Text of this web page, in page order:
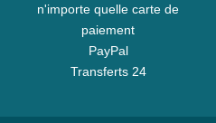
n'importe quelle carte de
paiement
PayPal
Transferts 24